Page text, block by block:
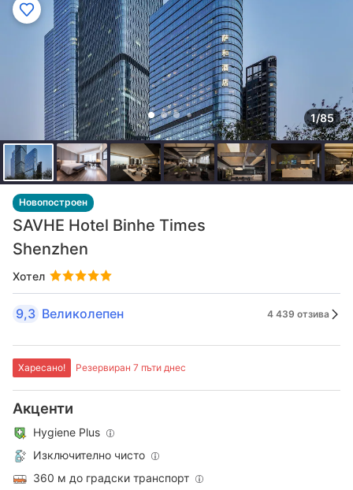
1/85
Новопостроен
SAVHE Hotel Binhe Times
Shenzhen
Хотел
9,3 Великолепен 4 439 отзива
Харесано! Резервиран 7 пъти днес
Акценти
Hygiene Plus
Изключително чисто
360 м до градски транспорт